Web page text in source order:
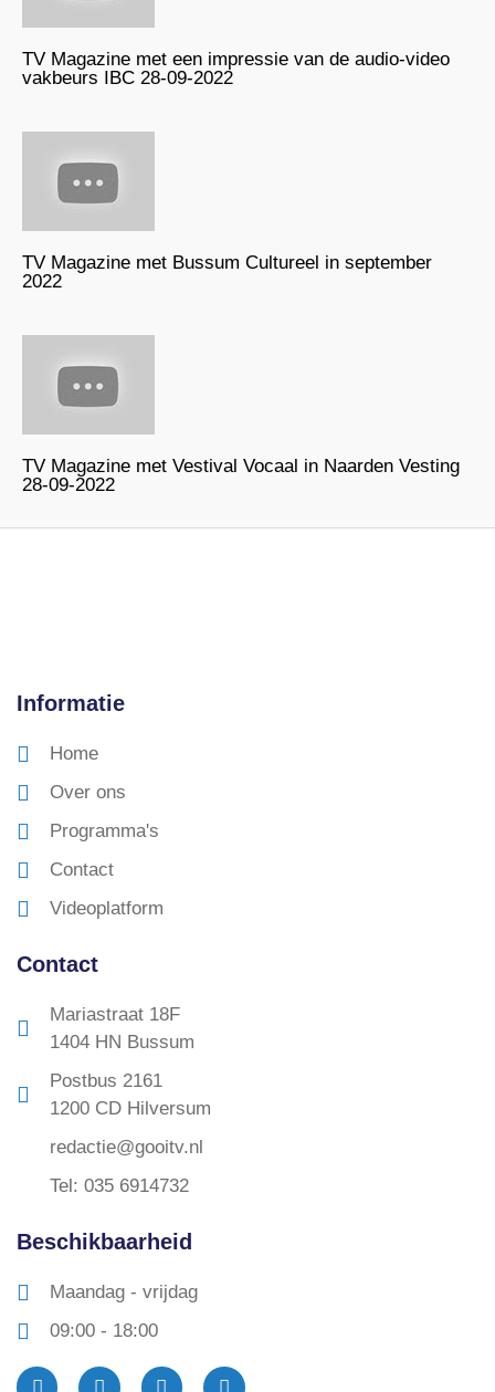
TV Magazine met een impressie van de audio-video
vakbeurs IBC 28-09-2022
TV Magazine met Bussum Cultureel in september
2022
TV Magazine met Vestival Vocaal in Naarden Vesting
28-09-2022
Informatie
Home
Over ons
Programma's
Contact
Videoplatform
Contact
Mariastraat 18F
1404 HN Bussum
Postbus 2161
1200 CD Hilversum
redactie@gooitv.nl
Tel: 035 6914732
Beschikbaarheid
Maandag - vrijdag
09:00 - 18:00